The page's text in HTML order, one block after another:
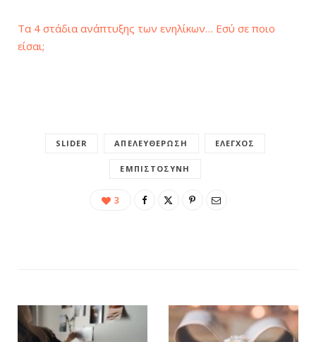
Τα 4 στάδια ανάπτυξης των ενηλίκων… Εσύ σε ποιο
είσαι;
SLIDER ΑΠΕΛΕΥΘΈΡΩΣΗ ΈΛΕΓΧΟΣ
ΕΜΠΙΣΤΟΣΎΝΗ
3